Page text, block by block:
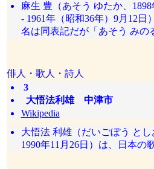
麻生 豊（あそう ゆたか、
- 1961年（昭和36年）9月12日
名は同表記だが「あそう みの
俳人・歌人・詩人
3
大悟法利雄 中津市
Wikipedia
大悟法 利雄（だいごぼう とし
1990年11月26日）は、日本の